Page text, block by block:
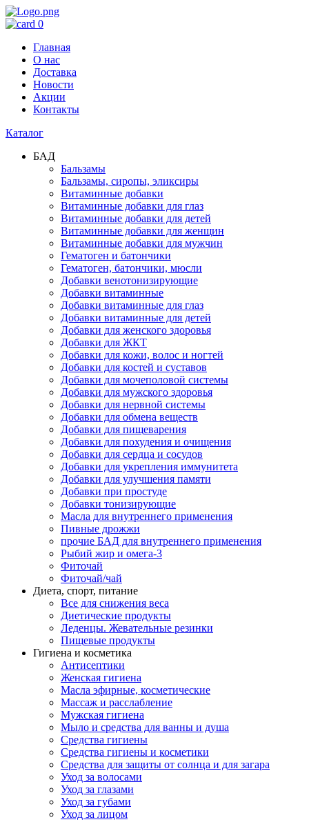
0
Главная
О нас
Доставка
Новости
Акции
Контакты
Каталог
БАД
Бальзамы
Бальзамы, сиропы, эликсиры
Витаминные добавки
Витаминные добавки для глаз
Витаминные добавки для детей
Витаминные добавки для женщин
Витаминные добавки для мужчин
Гематоген и батончики
Гематоген, батончики, мюсли
Добавки венотонизирующие
Добавки витаминные
Добавки витаминные для глаз
Добавки витаминные для детей
Добавки для женского здоровья
Добавки для ЖКТ
Добавки для кожи, волос и ногтей
Добавки для костей и суставов
Добавки для мочеполовой системы
Добавки для мужского здоровья
Добавки для нервной системы
Добавки для обмена веществ
Добавки для пищеварения
Добавки для похудения и очищения
Добавки для сердца и сосудов
Добавки для укрепления иммунитета
Добавки для улучшения памяти
Добавки при простуде
Добавки тонизирующие
Масла для внутреннего применения
Пивные дрожжи
прочие БАД для внутреннего применения
Рыбий жир и омега-3
Фиточай
Фиточай/чай
Диета, спорт, питание
Все для снижения веса
Диетические продукты
Леденцы. Жевательные резинки
Пищевые продукты
Гигиена и косметика
Антисептики
Женская гигиена
Масла эфирные, косметические
Массаж и расслабление
Мужская гигиена
Мыло и средства для ванны и душа
Средства гигиены
Средства гигиены и косметики
Средства для защиты от солнца и для загара
Уход за волосами
Уход за глазами
Уход за губами
Уход за лицом